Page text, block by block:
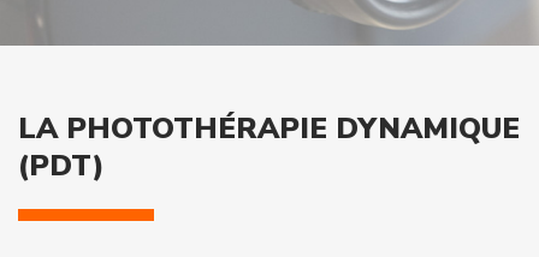
LA PHOTOTHÉRAPIE DYNAMIQUE
(PDT)